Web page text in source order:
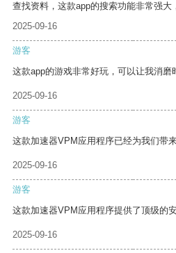
查找资料，这款app的搜索功能非常强大
2025-09-16
游客
这款app的游戏非常好玩，可以让我消磨
2025-09-16
游客
这款加速器VPM应用程序已经为我们带
2025-09-16
游客
这款加速器VPM应用程序提供了顶级的
2025-09-16